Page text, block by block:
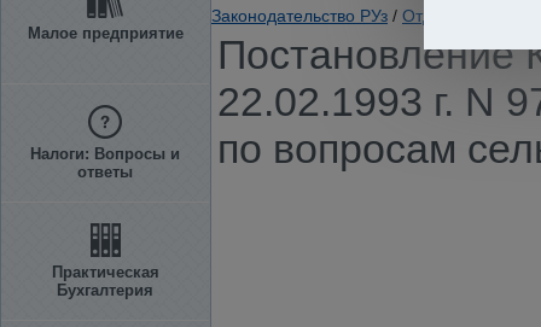
Малое предприятие
Налоги: Вопросы и
ответы
Практическая
Бухгалтерия
Законодательство РУз / Отдельные
Постановление
22.02.1993 г. N
по вопросам